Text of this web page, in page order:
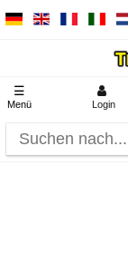
☰
Menü Login